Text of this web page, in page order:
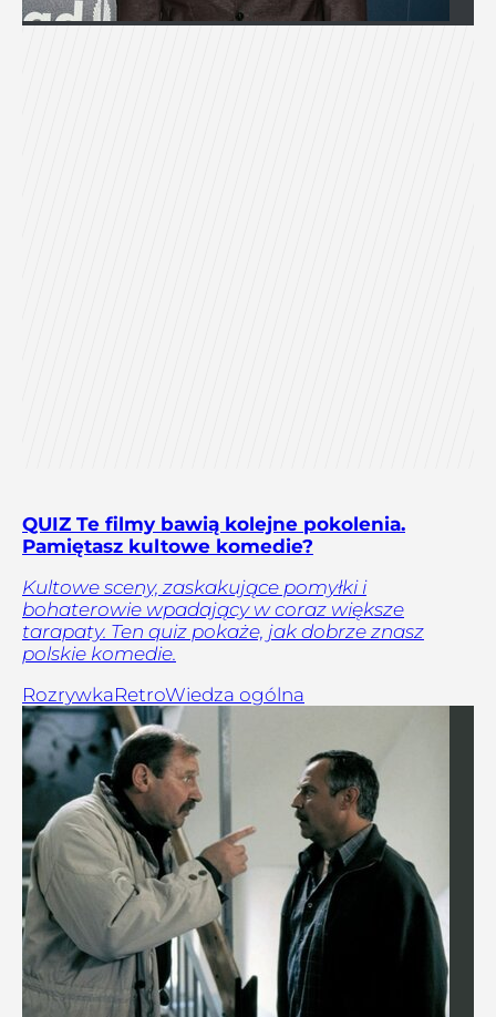
QUIZ Te filmy bawią kolejne pokolenia.
Pamiętasz kultowe komedie?
Kultowe sceny, zaskakujące pomyłki i
bohaterowie wpadający w coraz większe
tarapaty. Ten quiz pokaże, jak dobrze znasz
polskie komedie.
RozrywkaRetroWiedza ogólna